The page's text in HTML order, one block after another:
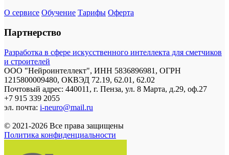
О сервисе Обучение Тарифы Оферта
Партнерство
Разработка в сфере искусственного интеллекта для сметчиков
и строителей
ООО "Нейроинтеллект", ИНН 5836896981, ОГРН
1215800009480, ОКВЭД 72.19, 62.01, 62.02
Почтовый адрес: 440011, г. Пенза, ул. 8 Марта, д.29, оф.27
+7 915 339 2055
эл. почта: i-neuro@mail.ru
© 2021-2026 Все права защищены
Политика конфиденциальности